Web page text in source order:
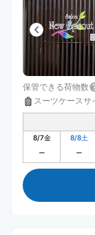
保管できる荷物数
スーツケースサ
8/7金 8/8土